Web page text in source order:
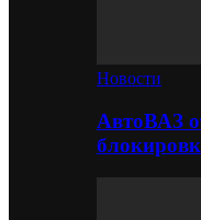
Новости
АвтоВАЗ